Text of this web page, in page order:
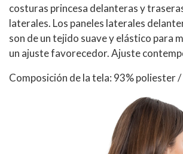
costuras princesa delanteras y
laterales. Los paneles laterales
son de un tejido suave y elástico para
un ajuste favorecedor. Ajuste
Composición de la tela: 93% poliester /